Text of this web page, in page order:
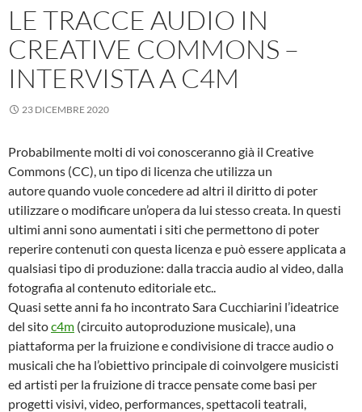
LE TRACCE AUDIO IN
CREATIVE COMMONS –
INTERVISTA A C4M
23 DICEMBRE 2020
Probabilmente molti di voi conosceranno già il Creative
Commons (CC), un tipo di licenza che utilizza un
autore quando vuole concedere ad altri il diritto di poter
utilizzare o modificare un’opera da lui stesso creata. In questi
ultimi anni sono aumentati i siti che permettono di poter
reperire contenuti con questa licenza e può essere applicata a
qualsiasi tipo di produzione: dalla traccia audio al video, dalla
fotografia al contenuto editoriale etc..
Quasi sette anni fa ho incontrato Sara Cucchiarini l’ideatrice
del sitoc4m (circuito autoproduzione musicale), una
piattaforma per la fruizione e condivisione di tracce audio o
musicali che ha l’obiettivo principale di coinvolgere musicisti
ed artisti per la fruizione di tracce pensate come basi per
progetti visivi, video, performances, spettacoli teatrali,